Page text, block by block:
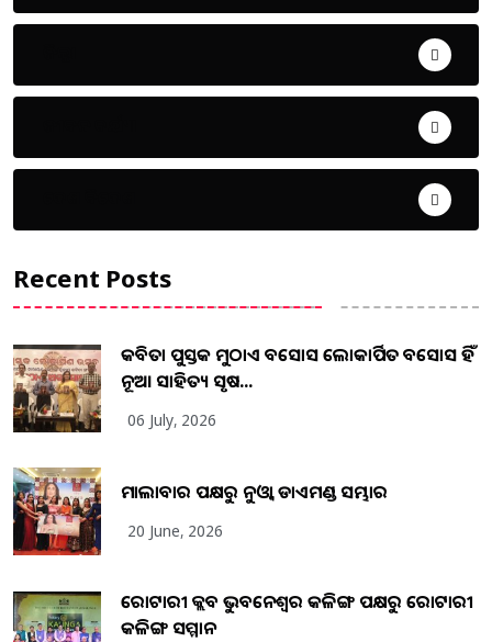
Recent Posts
କବିତା ପୁସ୍ତକ ମୁଠାଏ ଅବସୋସ ଲୋକାର୍ପିତ ଅବସୋସ ହିଁ
ନୂଆ ସାହିତ୍ୟ ସୃଷ...
06 July, 2026
ମାଲାବାର ପକ୍ଷରୁ ନୁଓ୍ବା ଡାଏମଣ୍ଡ ସମ୍ଭାର
20 June, 2026
ରୋଟାରୀ କ୍ଲବ ଭୁବନେଶ୍ୱର କଳିଙ୍ଗ ପକ୍ଷରୁ ରୋଟାରୀ
କଳିଙ୍ଗ ସମ୍ମାନ